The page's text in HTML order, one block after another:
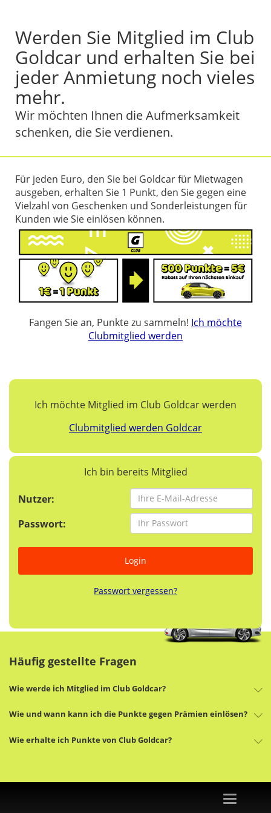
Werden Sie Mitglied im Club
Goldcar und erhalten Sie bei
jeder Anmietung noch vieles
mehr.
Wir möchten Ihnen die Aufmerksamkeit
schenken, die Sie verdienen.
Für jeden Euro, den Sie bei Goldcar für Mietwagen
ausgeben, erhalten Sie 1 Punkt, den Sie gegen eine
Vielzahl von Geschenken und Sonderleistungen für
Kunden wie Sie einlösen können.
Fangen Sie an, Punkte zu sammeln! Ich möchte
Clubmitglied werden
Ich möchte Mitglied im Club Goldcar werden
Clubmitglied werden Goldcar
Ich bin bereits Mitglied
Nutzer:
Passwort:
Login
Passwort vergessen?
Häufig gestellte Fragen
Wie werde ich Mitglied im Club Goldcar?
Wie und wann kann ich die Punkte gegen Prämien einlösen?
Wie erhalte ich Punkte von Club Goldcar?
Toggle